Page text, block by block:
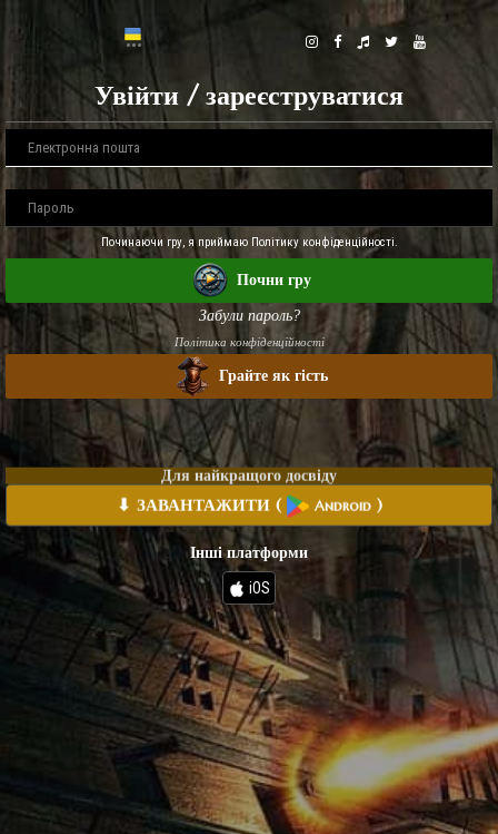
Увійти / зареєструватися
Починаючи гру, я приймаю Політику конфіденційності.
Почни гру
Забули пароль?
Політика конфіденційності
Грайте як гість
Для найкращого досвіду
⬇ ЗАВАНТАЖИТИ ( Android)
Інші платформи
iOS